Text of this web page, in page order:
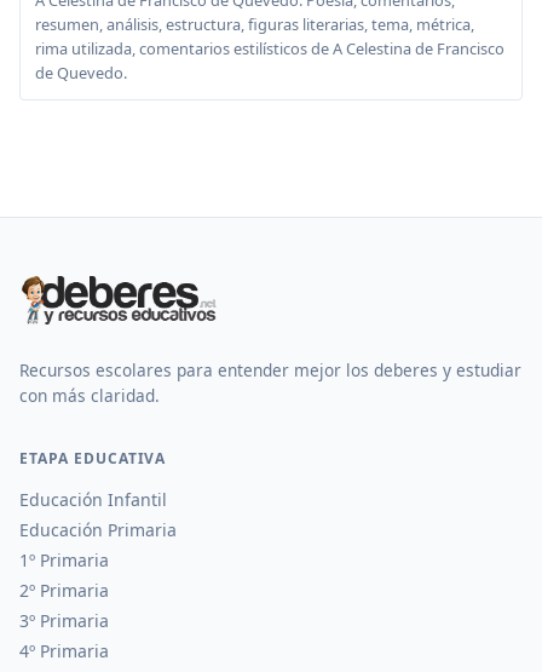
resumen, análisis, estructura, figuras literarias, tema, métrica,
rima utilizada, comentarios estilísticos de A Celestina de Francisco
de Quevedo.
Recursos escolares para entender mejor los deberes y estudiar
con más claridad.
ETAPA EDUCATIVA
Educación Infantil
Educación Primaria
1º Primaria
2º Primaria
3º Primaria
4º Primaria